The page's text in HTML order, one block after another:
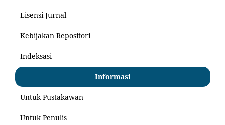
Lisensi Jurnal
Kebijakan Repositori
Indeksasi
Informasi
Untuk Pustakawan
Untuk Penulis